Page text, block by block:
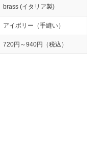
brass (イタリア製)
アイボリー（手縫い）
720円～940円（税込）